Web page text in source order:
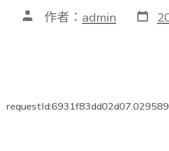
文 作者： admin 發
表